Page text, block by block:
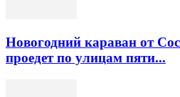
Новогодний караван от
проедет по улицам пяти...